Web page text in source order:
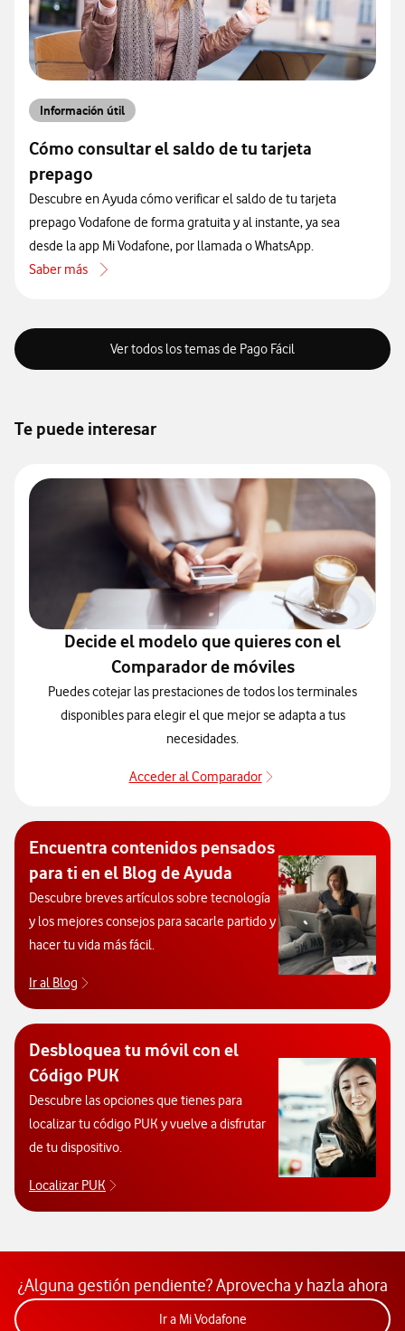
Información útil
Cómo consultar el saldo de tu tarjeta
prepago
Descubre en Ayuda cómo verificar el saldo de tu tarjeta
prepago Vodafone de forma gratuita y al instante, ya sea
desde la app Mi Vodafone, por llamada o WhatsApp.
Saber más
acerca de Cómo consultar el saldo de tu tarjeta prepago
Ver todos los temas de Pago Fácil
Te puede interesar
Decide el modelo que quieres con el
Comparador de móviles
Puedes cotejar las prestaciones de todos los terminales
disponibles para elegir el que mejor se adapta a tus
necesidades.
Acceder al Comparador
Encuentra contenidos pensados
para ti en el Blog de Ayuda
Descubre breves artículos sobre tecnología
y los mejores consejos para sacarle partido y
hacer tu vida más fácil.
Ir al Blog
Desbloquea tu móvil con el
Código PUK
Descubre las opciones que tienes para
localizar tu código PUK y vuelve a disfrutar
de tu dispositivo.
Localizar PUK
Para poder consultar el código PUK y
¿Alguna gestión pendiente? Aprovecha y hazla ahora
Ir a Mi VodafoneAcceder a la app Mi